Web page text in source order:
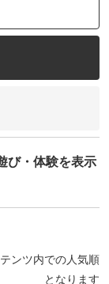
び・体験を表示
ンツ内での人気順
となります